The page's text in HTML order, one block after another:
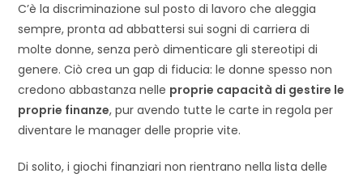
C’è la discriminazione sul posto di lavoro che aleggia
sempre, pronta ad abbattersi sui sogni di carriera di
molte donne, senza però dimenticare gli stereotipi di
genere. Ciò crea un gap di fiducia: le donne spesso non
credono abbastanza nelle proprie capacità di gestire le
proprie finanze, pur avendo tutte le carte in regola per
diventare le manager delle proprie vite.
Di solito, i giochi finanziari non rientrano nella lista delle